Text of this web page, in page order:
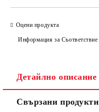
Оцени продукта
Информация за Съответствие
Детайлно описание
Свързани продукти